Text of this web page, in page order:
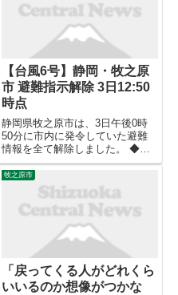
クチャーは研修の一環として市
【台風6号】静岡・牧之原
市 避難指示解除 3日12:50
時点
静岡県牧之原市は、3日午後0時
50分に市内に発令していた避難
情報を全て解除しました。 ◆自
治体による補足情報 土砂災害危
険警報及び大雨警報が解除された
ことに伴い、市内に発令していた
全ての避難指示を解除します。
引き続き気象情報に注意してく
牧之原市
「戻ってくる人がどれくら
いいるのか想像がつかな